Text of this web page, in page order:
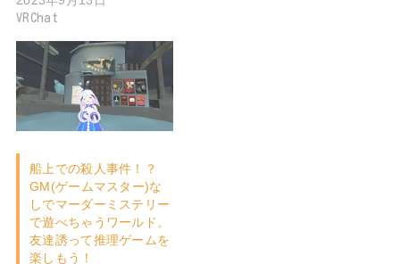
VRChat
船上での殺人事件！？
GM(ゲームマスター)な
しでマーダーミステリー
で遊べちゃうワールド。
友達誘って推理ゲームを
楽しもう！